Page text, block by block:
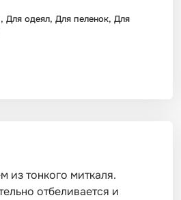
Для одеял, Для пеленок, Для
из тонкого миткаля.
отбеливается и